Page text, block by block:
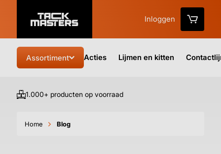
Inloggen
Assortiment Acties Lijmen en kitten
1.000+ producten op voorraad
Home Blog